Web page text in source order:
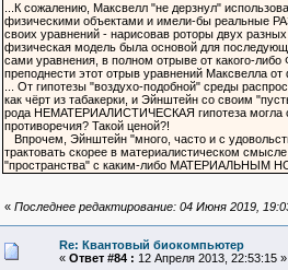
...К сожалению, Максвелл "не дерзнул"
физическими объектами и имели-бы реальные
своих уравнений - нарисовав роторы двух
физическая модель была основой для
сами уравнения, в полном отрыве от какого-
преподнести этот отрыв уравнений Максвелла
... От гипотезы "воздухо-подобной" среды
как чёрт из табакерки, и Эйнштейн со своим
рода НЕМАТЕРИАЛИСТИЧЕСКАЯ гипотеза могла
противоречия? Такой ценой?!
Впрочем, Эйнштейн "много, часто и с
трактовать скорее в материалистическом
"пространства" с каким-либо МАТЕРИАЛЬНЫМ
« Последнее редактирование: 04 Июня 2019,
Re: Квантовый биокомпьютер
« Ответ #84 : 12 Апреля 2013, 22:53:15 »